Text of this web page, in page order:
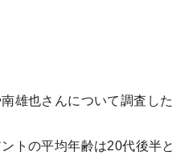
雄也さんについて調査した
トの平均年齢は20代後半と